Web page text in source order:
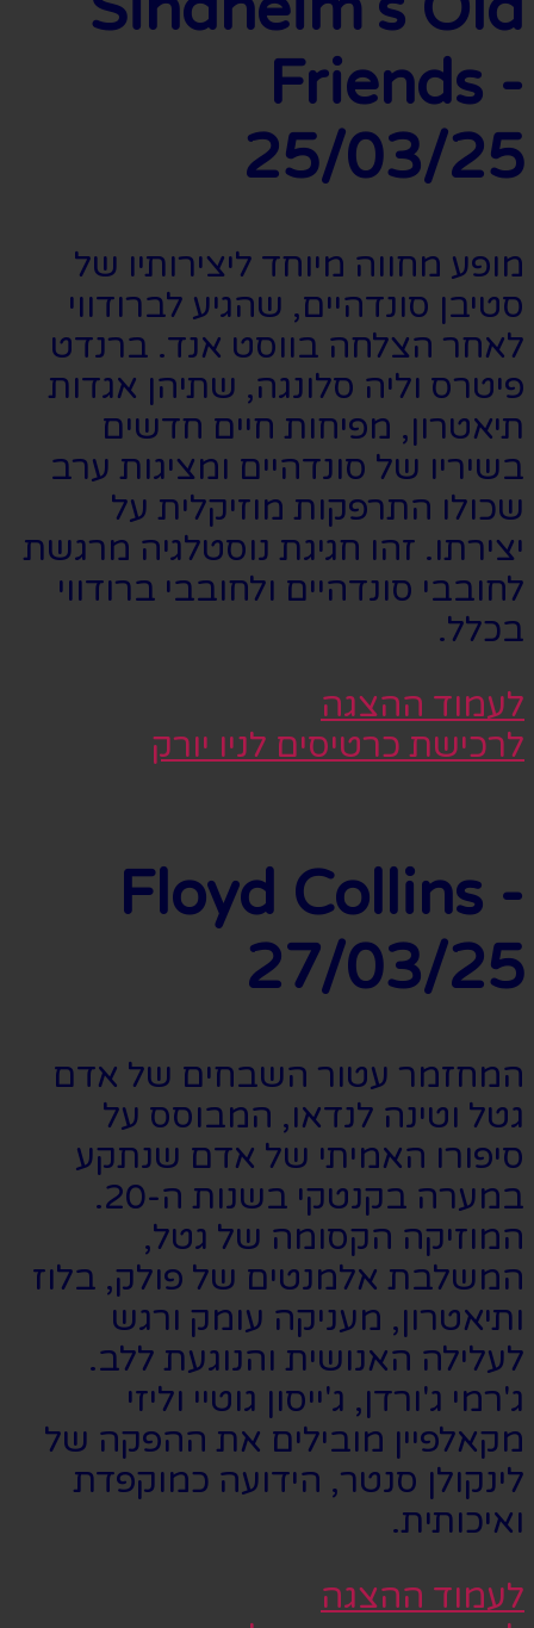
Friends -
25/03/25
מופע מחווה מיוחד ליצירותיו של
סטיבן סונדהיים, שהגיע לברודווי
לאחר הצלחה בווסט אנד. ברנדט
פיטרס וליה סלונגה, שתיהן אגדות
תיאטרון, מפיחות חיים חדשים
בשיריו של סונדהיים ומציגות ערב
שכולו התרפקות מוזיקלית על
יצירתו. זהו חגיגת נוסטלגיה מרגשת
לחובבי סונדהיים ולחובבי ברודווי
בכלל.
לעמוד ההצגה
לרכישת כרטיסים לניו יורק
Floyd Collins -
27/03/25
המחזמר עטור השבחים של אדם
גטל וטינה לנדאו, המבוסס על
סיפורו האמיתי של אדם שנתקע
במערה בקנטקי בשנות ה-20.
המוזיקה הקסומה של גטל,
המשלבת אלמנטים של פולק, בלוז
ותיאטרון, מעניקה עומק ורגש
לעלילה האנושית והנוגעת ללב.
ג'רמי ג'ורדן, ג'ייסון גוטיי וליזי
מקאלפיין מובילים את ההפקה של
לינקולן סנטר, הידועה כמוקפדת
ואיכותית.
לעמוד ההצגה